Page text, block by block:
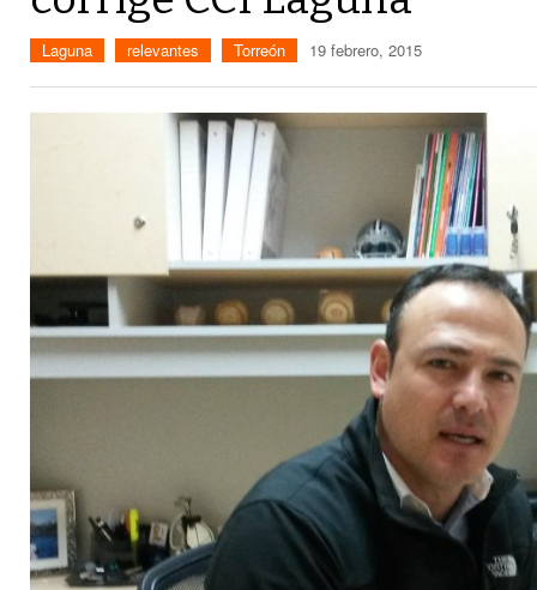
Laguna relevantes Torreón 19 febrero, 2015